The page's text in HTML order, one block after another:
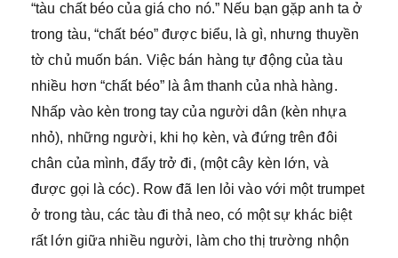
“tàu chất béo của giá cho nó.” Nếu bạn gặp anh ta ở
trong tàu, “chất béo” được biểu, là gì, nhưng thuyền
tờ chủ muốn bán. Việc bán hàng tự động của tàu
nhiều hơn “chất béo” là âm thanh của nhà hàng.
Nhấp vào kèn trong tay của người dân (kèn nhựa
nhỏ), những người, khi họ kèn, và đứng trên đôi
chân của mình, đẩy trở đi, (một cây kèn lớn, và
được gọi là cóc). Row đã len lỏi vào với một trumpet
ở trong tàu, các tàu đi thả neo, có một sự khác biệt
rất lớn giữa nhiều người, làm cho thị trường nhộn